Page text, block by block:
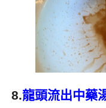
8.龍頭流出中藥